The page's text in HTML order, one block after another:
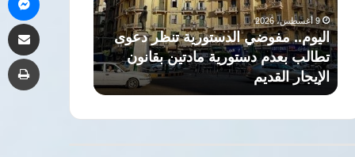
تطالب
بعدم
دستورية
مادتين
بقانون
الإيجار
9 أغسطس، 2026
اليوم.. مفوضي الدستورية تنظر دعوى
تطالب بعدم دستورية مادتين بقانون
الإيجار القديم
العريق
وتخريج
العقول
الحقوق
ذاكرة
العريق
الحقوق جامعة